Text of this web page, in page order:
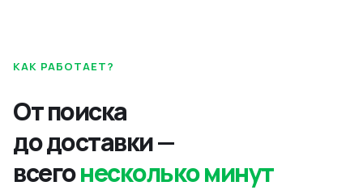
КАК РАБОТАЕТ?
От поиска
до доставки —
всегонесколько минут